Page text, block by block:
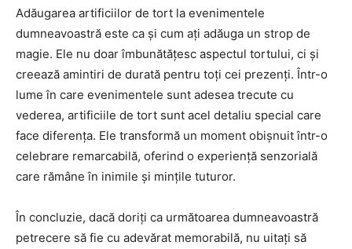
Adăugarea artificiilor de tort la evenimentele
dumneavoastră este ca și cum ați adăuga un strop de
magie. Ele nu doar îmbunătățesc aspectul tortului, ci și
creează amintiri de durată pentru toți cei prezenți. Într-o
lume în care evenimentele sunt adesea trecute cu
vederea, artificiile de tort sunt acel detaliu special care
face diferența. Ele transformă un moment obișnuit într-o
celebrare remarcabilă, oferind o experiență senzorială
care rămâne în inimile și mințile tuturor.
În concluzie, dacă doriți ca următoarea dumneavoastră
petrecere să fie cu adevărat memorabilă, nu uitați să